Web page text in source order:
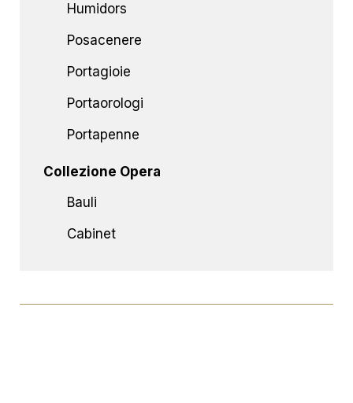
Humidors
Posacenere
Portagioie
Portaorologi
Portapenne
Collezione Opera
Bauli
Cabinet